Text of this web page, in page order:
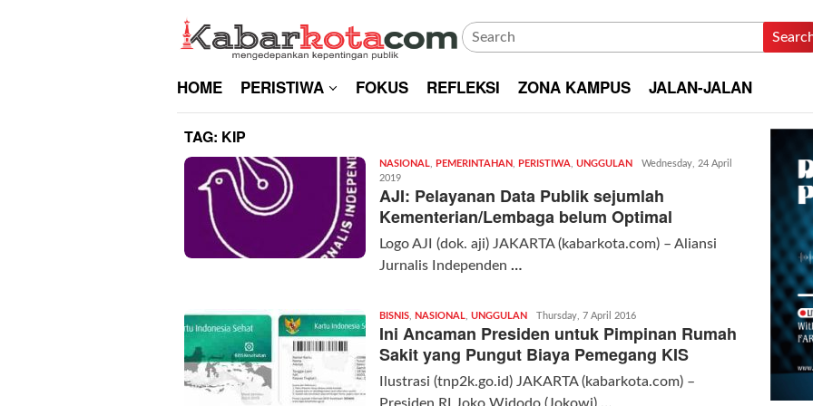
HOME PERISTIWA FOKUS REFLEKSI ZONA KAMPUS JALAN-JALAN
TAG: KIP
NASIONAL PEMERINTAHAN PERISTIWA UNGGULAN Redaksi
kabarkota
Wednesday, 24 April
2019
AJI: Pelayanan Data Publik sejumlah
Kementerian/Lembaga belum Optimal
Logo AJI (dok. aji) JAKARTA (kabarkota.com) – Aliansi
Jurnalis Independen …
BISNIS NASIONAL UNGGULAN Redaksi
|
Thursday, 7 April 2016
Ini Ancaman Presiden untuk Pimpinan Rumah
Sakit yang Pungut Biaya Pemegang KIS
Ilustrasi (tnp2k.go.id) JAKARTA (kabarkota.com) –